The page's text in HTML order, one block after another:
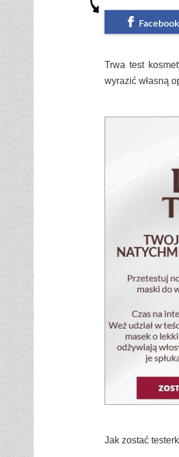
Facebook
Trwa test
wyrazić własną
Jak zostać